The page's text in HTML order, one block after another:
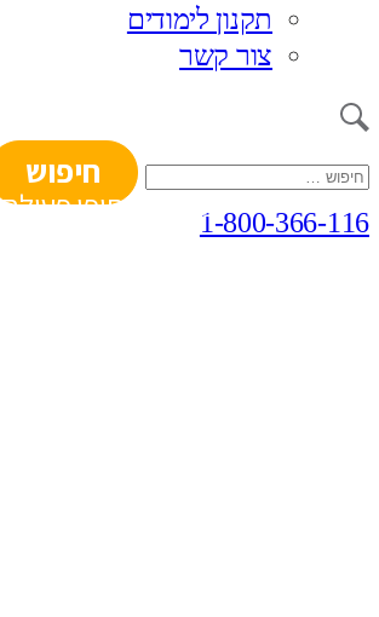
תקנון לימודים
צור קשר
חיפוש:
1-800-366-116ניהול שיתופי פעולה